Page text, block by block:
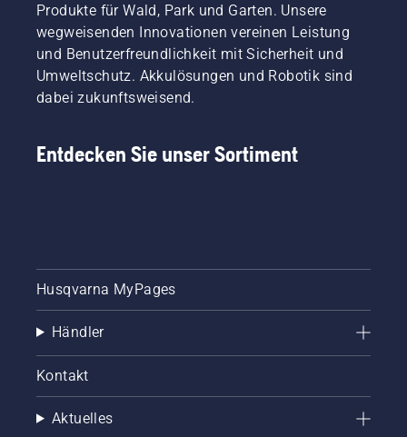
Produkte für Wald, Park und Garten. Unsere
wegweisenden Innovationen vereinen Leistung
und Benutzerfreundlichkeit mit Sicherheit und
Umweltschutz. Akkulösungen und Robotik sind
dabei zukunftsweisend.
Entdecken Sie unser Sortiment
Husqvarna MyPages
Händler
Kontakt
Aktuelles